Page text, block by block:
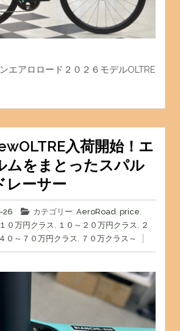
エアロロード２０２６モデルOLTRE
入荷開始！エ
ムをまとったスパル
レーサー
26 カテゴリー: AeroRoad price
０万円クラス １０～２０万円クラス
２
４０～７０万円クラス ７０万クラス～